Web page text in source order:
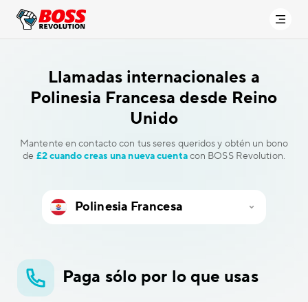
Llamadas internacionales a
Polinesia Francesa desde Reino
Unido
Mantente en contacto con tus seres queridos y obtén un bono
de £2 cuando creas una nueva cuentacon BOSS Revolution.
Paga sólo por lo que usas